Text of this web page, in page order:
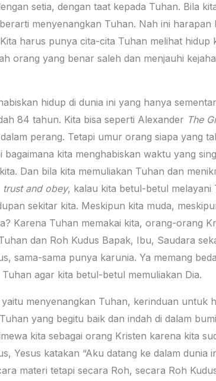
setia, dengan taat kepada Tuhan. Bila
menyenangkan Tuhan. Nah ini
harus punya cita-cita Tuhan melihat hidup
orang yang benar saleh dan menjauhi
hidup di dunia ini yang hanya
84 tahun. Kita bisa seperti Alexander The
perang. Tetapi umur orang siapa yang
kita menghabiskan waktu yang
Dan bila kita memuliakan Tuhan dan
trust and obey, kalau kita betul-betul melayani
sekitar kita. Meskipun kita muda,
Karena Tuhan memakai kita, orang-orang
dan Roh Kudus Bapak, Ibu, Saudara
sama-sama punya karunia. Ya memang
agar kita betul-betul memuliakan Dia.
menyenangkan Tuhan, kerinduan untuk
yang begitu baik dan indah di dalam
kita sebagai orang Kristen karena kita
Yesus katakan “Aku datang ke dalam dunia
materi tetapi secara Roh, secara Roh